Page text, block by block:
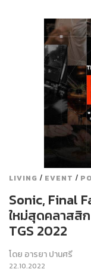
LIVING / EVENT /
Sonic, Final
ใหม่สุดคลาสสิก
TGS 2022
โดย อารยา ปานศรี
22.10.2022